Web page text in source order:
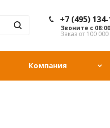
+7 (495)
Звоните с
Заказ от 100
Компания